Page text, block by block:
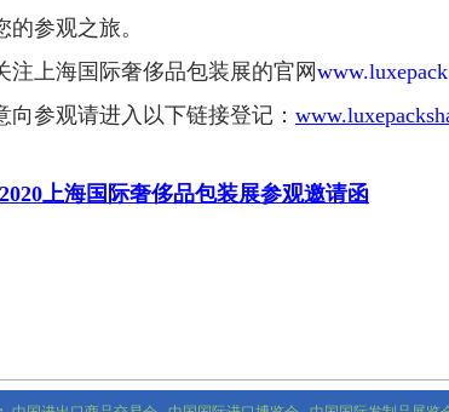
的参观之旅。
注上海国际奢侈品包装展的官网
向参观请进入以下链接登记 ：
2020上海国际奢侈品包装展参观邀请函